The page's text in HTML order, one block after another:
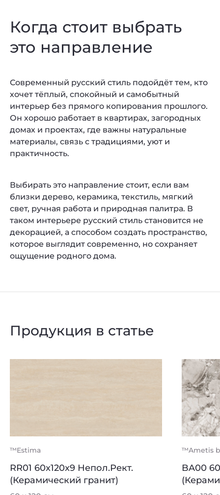
Когда стоит выбрать
это направление
Современный русский стиль подойдёт тем, кто
хочет тёплый, спокойный и самобытный
интерьер без прямого копирования прошлого.
Он хорошо работает в квартирах, загородных
домах и проектах, где важны натуральные
материалы, связь с традициями, уют и
практичность.
Выбирать это направление стоит, если вам
близки дерево, керамика, текстиль, мягкий
свет, ручная работа и природная палитра. В
таком интерьере русский стиль становится не
декорацией, а способом создать пространство,
которое выглядит современно, но сохраняет
ощущение родного дома.
Продукция в статье
™Estima
RR01 60x120x9 Непол.Рект.
(Керамический гранит)
™Ametis
BA00